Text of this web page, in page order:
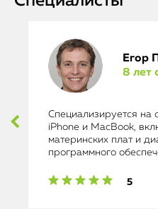
Егор
8 лет
Специализируется на
iPhone и MacBook,
материнских плат и
программного
5